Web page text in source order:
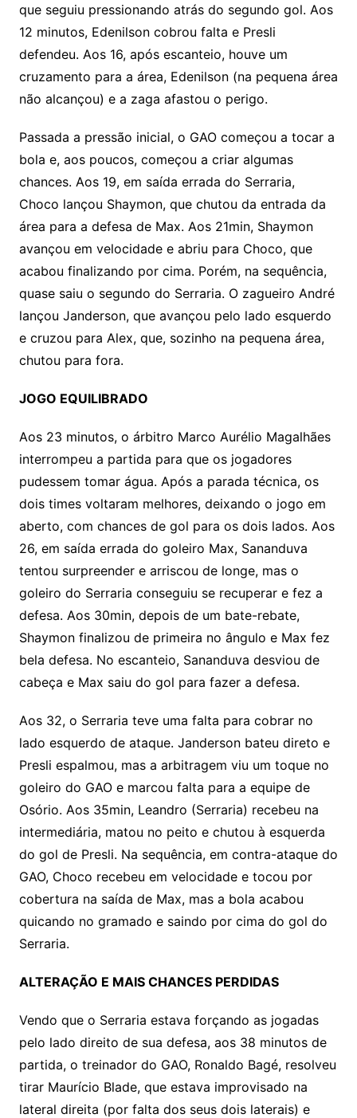
que seguiu pressionando atrás do segundo gol. Aos
12 minutos, Edenilson cobrou falta e Presli
defendeu. Aos 16, após escanteio, houve um
cruzamento para a área, Edenilson (na pequena área
não alcançou) e a zaga afastou o perigo.
Passada a pressão inicial, o GAO começou a tocar a
bola e, aos poucos, começou a criar algumas
chances. Aos 19, em saída errada do Serraria,
Choco lançou Shaymon, que chutou da entrada da
área para a defesa de Max. Aos 21min, Shaymon
avançou em velocidade e abriu para Choco, que
acabou finalizando por cima. Porém, na sequência,
quase saiu o segundo do Serraria. O zagueiro André
lançou Janderson, que avançou pelo lado esquerdo
e cruzou para Alex, que, sozinho na pequena área,
chutou para fora.
JOGO EQUILIBRADO
Aos 23 minutos, o árbitro Marco Aurélio Magalhães
interrompeu a partida para que os jogadores
pudessem tomar água. Após a parada técnica, os
dois times voltaram melhores, deixando o jogo em
aberto, com chances de gol para os dois lados. Aos
26, em saída errada do goleiro Max, Sananduva
tentou surpreender e arriscou de longe, mas o
goleiro do Serraria conseguiu se recuperar e fez a
defesa. Aos 30min, depois de um bate-rebate,
Shaymon finalizou de primeira no ângulo e Max fez
bela defesa. No escanteio, Sananduva desviou de
cabeça e Max saiu do gol para fazer a defesa.
Aos 32, o Serraria teve uma falta para cobrar no
lado esquerdo de ataque. Janderson bateu direto e
Presli espalmou, mas a arbitragem viu um toque no
goleiro do GAO e marcou falta para a equipe de
Osório. Aos 35min, Leandro (Serraria) recebeu na
intermediária, matou no peito e chutou à esquerda
do gol de Presli. Na sequência, em contra-ataque do
GAO, Choco recebeu em velocidade e tocou por
cobertura na saída de Max, mas a bola acabou
quicando no gramado e saindo por cima do gol do
Serraria.
ALTERAÇÃO E MAIS CHANCES PERDIDAS
Vendo que o Serraria estava forçando as jogadas
pelo lado direito de sua defesa, aos 38 minutos de
partida, o treinador do GAO, Ronaldo Bagé, resolveu
tirar Maurício Blade, que estava improvisado na
lateral direita (por falta dos seus dois laterais) e